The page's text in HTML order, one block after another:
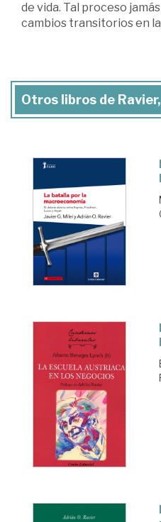
de vida. Tal proceso
cambios transitorios en la
Otros libros de